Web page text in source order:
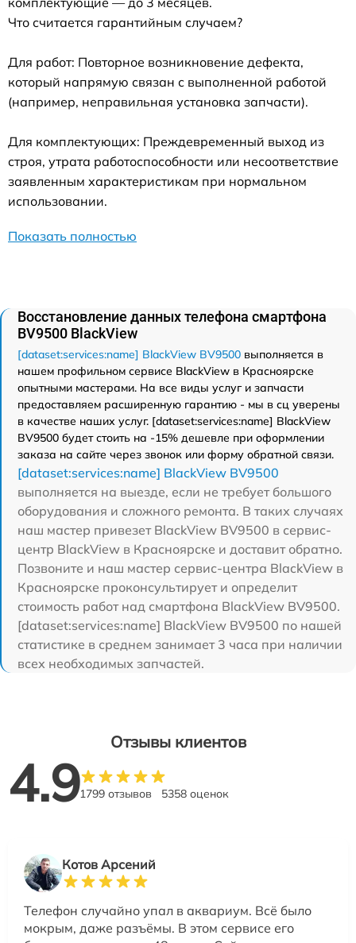
Что считается гарантийным случаем?
Для работ: Повторное возникновение дефекта,
который напрямую связан с выполненной работой
(например, неправильная установка запчасти).
Для комплектующих: Преждевременный выход из
строя, утрата работоспособности или несоответствие
заявленным характеристикам при нормальном
использовании.
Показать полностью
Восстановление данных телефона смартфона
BV9500 BlackView
[dataset:services:name] BlackView BV9500 выполняется в
нашем профильном сервисе BlackView в Красноярске
опытными мастерами. На все виды услуг и запчасти
предоставляем расширенную гарантию - мы в сц уверены
в качестве наших услуг. [dataset:services:name] BlackView
BV9500 будет стоить на -15% дешевле при оформлении
заказа на сайте через звонок или форму обратной связи.
[dataset:services:name] BlackView BV9500
выполняется на выезде, если не требует большого
оборудования и сложного ремонта. В таких случаях
наш мастер привезет BlackView BV9500 в сервис-
центр BlackView в Красноярске и доставит обратно.
Позвоните и наш мастер сервис-центра BlackView в
Красноярске проконсультирует и определит
стоимость работ над смартфона BlackView BV9500.
[dataset:services:name] BlackView BV9500 по нашей
статистике в среднем занимает 3 часа при наличии
всех необходимых запчастей.
Отзывы клиентов
4.91799 отзывов 5358 оценок
Котов Арсений
Телефон случайно упал в аквариум. Всё было
мокрым, даже разъёмы. В этом сервисе его